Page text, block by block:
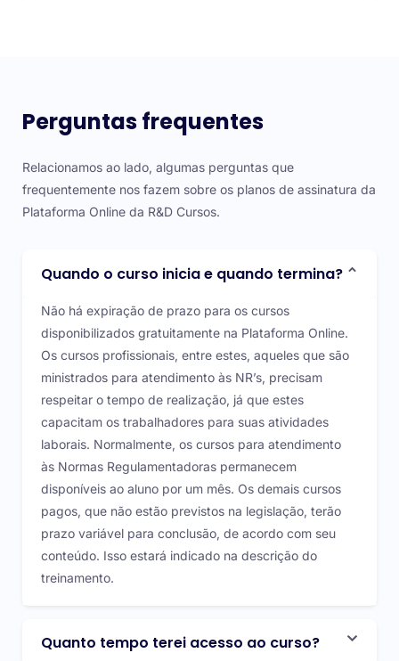
Perguntas frequentes
Relacionamos ao lado, algumas perguntas que
frequentemente nos fazem sobre os planos de assinatura da
Plataforma Online da R&D Cursos.
Quando o curso inicia e quando termina?
Não há expiração de prazo para os cursos
disponibilizados gratuitamente na Plataforma Online.
Os cursos profissionais, entre estes, aqueles que são
ministrados para atendimento às NR’s, precisam
respeitar o tempo de realização, já que estes
capacitam os trabalhadores para suas atividades
laborais. Normalmente, os cursos para atendimento
às Normas Regulamentadoras permanecem
disponíveis ao aluno por um mês. Os demais cursos
pagos, que não estão previstos na legislação, terão
prazo variável para conclusão, de acordo com seu
conteúdo. Isso estará indicado na descrição do
treinamento.
Quanto tempo terei acesso ao curso?